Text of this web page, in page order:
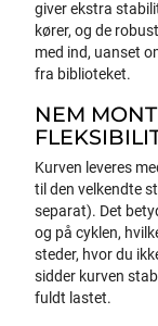
giver ekstra
kører, og de
med ind, uanset
fra biblioteket.
NEM
Kurven leveres
til den velkendte
separat). Det
og på cyklen,
steder, hvor du
sidder kurven
fuldt lastet.